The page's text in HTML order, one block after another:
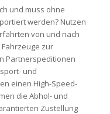
und muss ohne
werden? Nutzen
von und nach
zur
Partnerspeditionen
und
einen High-Speed-
die Abhol- und
Zustellung